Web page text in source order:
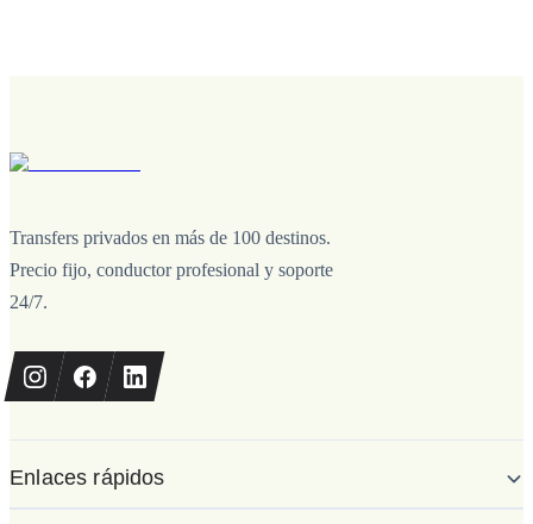
Transfers privados en más de 100 destinos.
Precio fijo, conductor profesional y soporte
24/7.
Enlaces rápidos